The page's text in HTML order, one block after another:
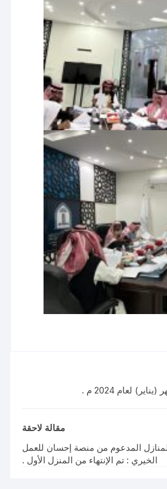
لعام 2024 م .
مقالة لاحقة
المدعوم من منصة إحسان للعمل
الخيري : تم الإنتهاء من المنزل الأول .